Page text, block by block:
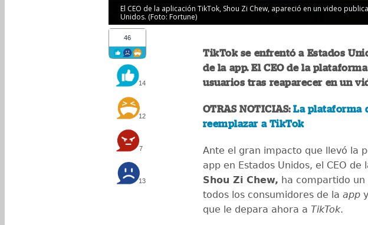
El CEO de la aplicación TikTok, Shou Zi Chew, apareció en un video
Unidos. (Foto: Fortune)
46
14
12
7
13
TikTok se enfrentó a Estados
de la app. El CEO de la
usuarios tras reaparecer en un
OTRAS NOTICIAS:La plataforma
reemplazar a TikTok
Ante el gran impacto que llevó la
app en Estados Unidos, el CEO de
Shou Zi Chew, ha compartido
todos los consumidores de la app
que le depara ahora a TikTok.